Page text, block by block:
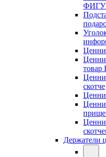
товар
скотче
Держатели